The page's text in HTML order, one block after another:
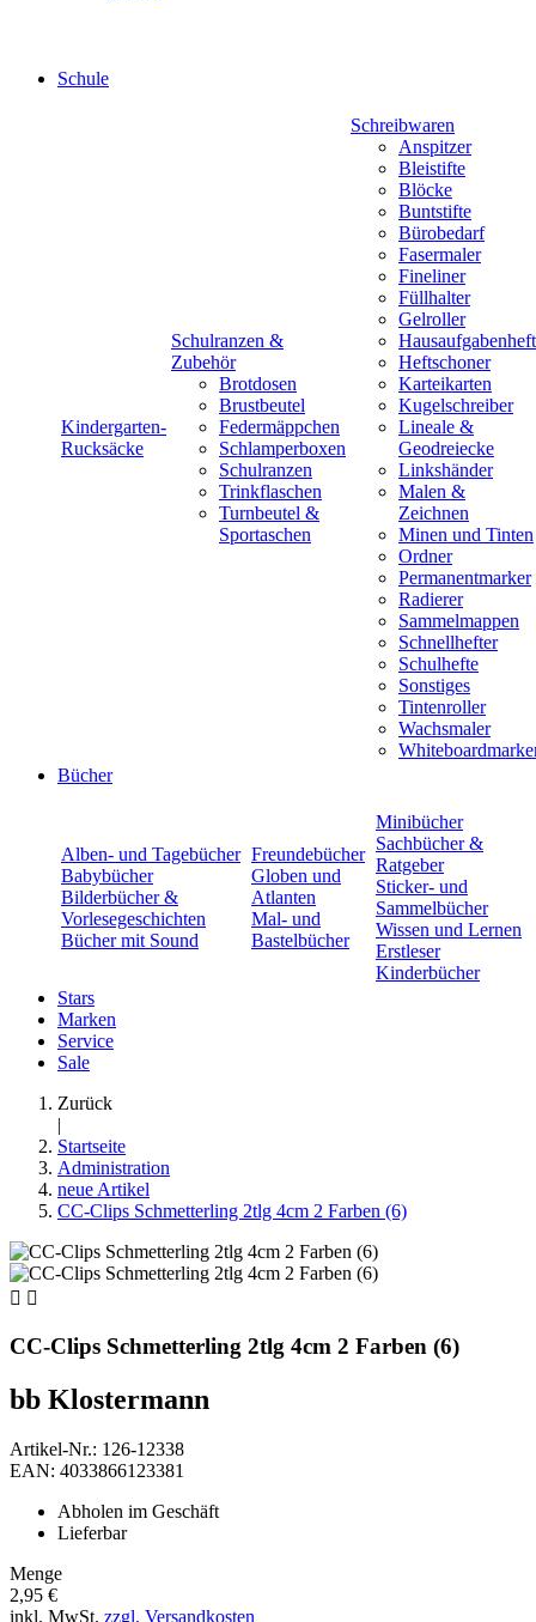
Schule
Kindergarten-
Rucksäcke
Schulranzen &
Zubehör
Brotdosen
Brustbeutel
Federmäppchen
Schlamperboxen
Schulranzen
Trinkflaschen
Turnbeutel &
Sportaschen
Schreibwaren
Anspitzer
Bleistifte
Blöcke
Buntstifte
Bürobedarf
Fasermaler
Fineliner
Füllhalter
Gelroller
Hausaufgabenheft
Heftschoner
Karteikarten
Kugelschreiber
Lineale &
Geodreiecke
Linkshänder
Malen &
Zeichnen
Minen und Tinten
Ordner
Permanentmarker
Radierer
Sammelmappen
Schnellhefter
Schulhefte
Sonstiges
Tintenroller
Wachsmaler
Bücher
Alben- und Tagebücher
Babybücher
Bilderbücher &
Vorlesegeschichten
Bücher mit Sound
Freundebücher
Globen und
Atlanten
Mal- und
Bastelbücher
Minibücher
Sachbücher &
Ratgeber
Sticker- und
Sammelbücher
Wissen und Lernen
Erstleser
Kinderbücher
Stars
Marken
Service
Sale
Zurück
|
Startseite
Administration
neue Artikel
CC-Clips Schmetterling 2tlg 4cm 2 Farben (6)
 
CC-Clips Schmetterling 2tlg 4cm 2 Farben (6)
bb Klostermann
Artikel-Nr.: 126-12338
EAN: 4033866123381
Abholen im Geschäft
Lieferbar
Menge
2,95 €
inkl. MwSt. zzgl. Versandkosten